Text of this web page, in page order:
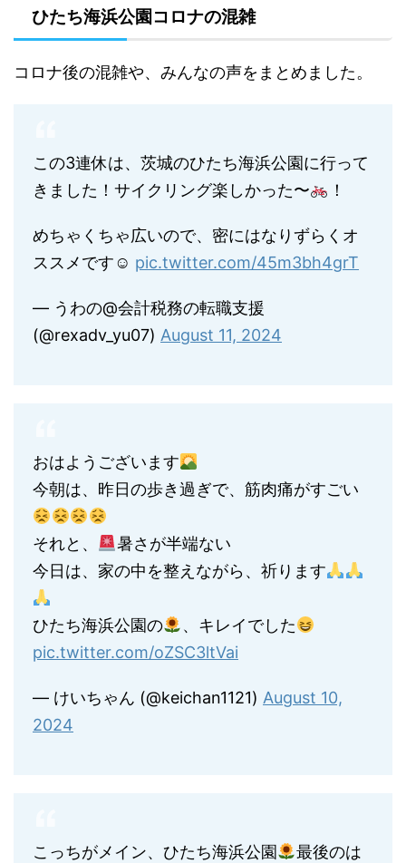
ひたち海浜公園コロナの混雑
コロナ後の混雑や、みんなの声をまとめました。
この3連休は、茨城のひたち海浜公園に行って
きました！サイクリング楽しかった〜
！
めちゃくちゃ広いので、密にはなりずらくオ
ススメです☺︎ pic.twitter.com/45m3bh4grT
— うわの@会計税務の転職支援
(@rexadv_yu07) August 11, 2024
おはようございます
今朝は、昨日の歩き過ぎで、筋肉痛がすごい
それと、
暑さが半端ない
今日は、家の中を整えながら、祈ります
ひたち海浜公園の
、キレイでした
pic.twitter.com/oZSC3ltVai
— けいちゃん (@keichan1121) August 10,
2024
こっちがメイン、ひたち海浜公園
最後のは